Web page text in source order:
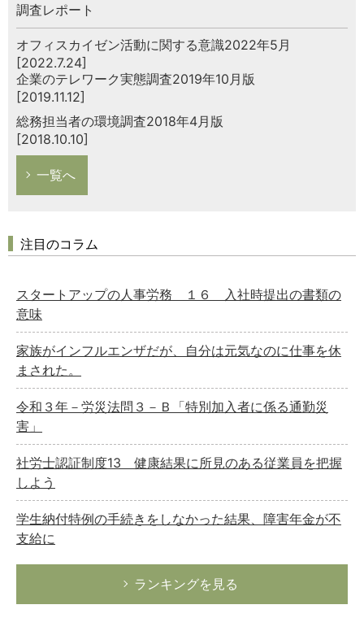
調査レポート
オフィスカイゼン活動に関する意識2022年5月
[2022.7.24]
企業のテレワーク実態調査2019年10月版
[2019.11.12]
総務担当者の環境調査2018年4月版
[2018.10.10]
一覧へ
注目のコラム
スタートアップの人事労務 １６ 入社時提出の書類の
意味
家族がインフルエンザだが、自分は元気なのに仕事を休
まされた。
令和３年－労災法問３－Ｂ「特別加入者に係る通勤災
害」
社労士認証制度13 健康結果に所見のある従業員を把握
しよう
学生納付特例の手続きをしなかった結果、障害年金が不
支給に
ランキングを見る